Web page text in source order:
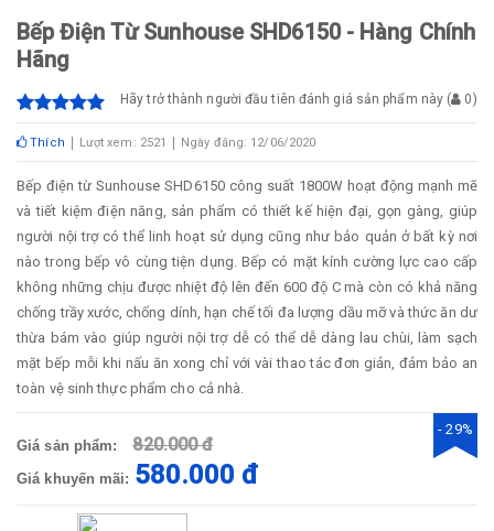
Bếp Điện Từ Sunhouse SHD6150 - Hàng Chính
Hãng
Hãy trở thành người đầu tiên đánh giá sản phẩm này ( 0)
Thích Lượt xem: 2521 Ngày đăng: 12/06/2020
Bếp điện từ Sunhouse SHD6150 công suất 1800W hoạt động mạnh mẽ
và tiết kiệm điện năng, sản phẩm có thiết kế hiện đại, gọn gàng, giúp
người nội trợ có thể linh hoạt sử dụng cũng như bảo quản ở bất kỳ nơi
nào trong bếp vô cùng tiện dụng. Bếp có mặt kính cường lực cao cấp
không những chịu được nhiệt độ lên đến 600 độ C mà còn có khả năng
chống trầy xước, chống dính, hạn chế tối đa lượng dầu mỡ và thức ăn dư
thừa bám vào giúp người nội trợ dễ có thể dễ dàng lau chùi, làm sạch
mặt bếp mỗi khi nấu ăn xong chỉ với vài thao tác đơn giản, đảm bảo an
toàn vệ sinh thực phẩm cho cả nhà.
Giá sản phẩm: 820.000 đ
Giá khuyến mãi: 580.000 đ
- 29%